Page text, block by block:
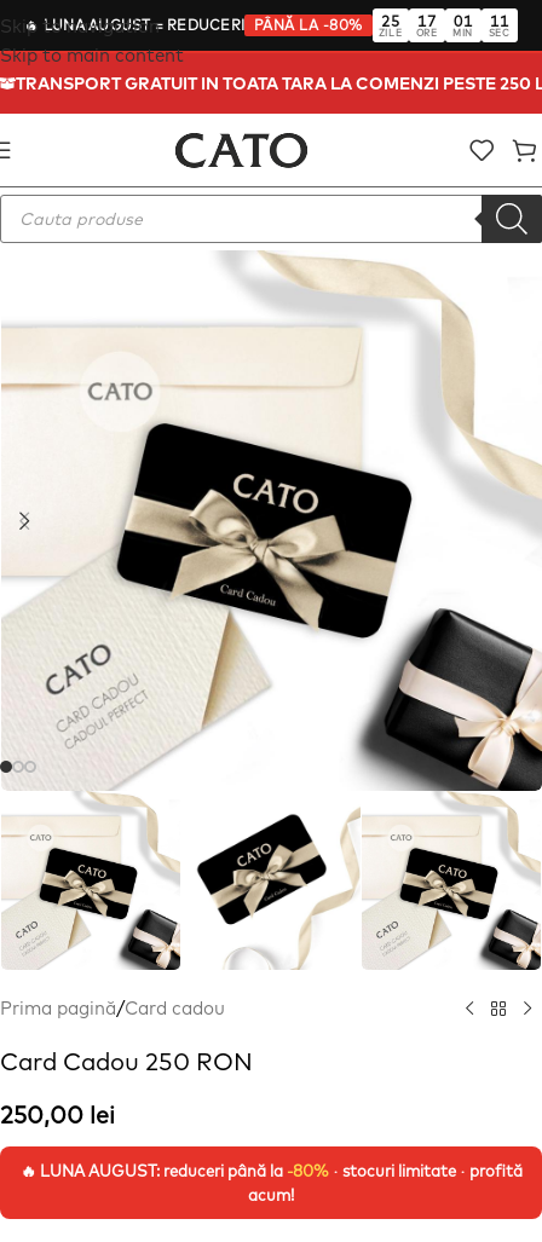
🔥 LUNA AUGUST= REDUCERI PÂNĂ LA -80% 25
ZILE
17
ORE
01
MIN
10
SEC
Skip to navigation
Skip to main content
TRANSPORT GRATUIT IN TOATA TARA LA COMENZI PESTE 250
Prima pagină/Card cadou
Card Cadou 250 RON
250,00 lei
🔥 LUNA AUGUST: reduceri până la -80%· stocuri limitate · profită
acum!